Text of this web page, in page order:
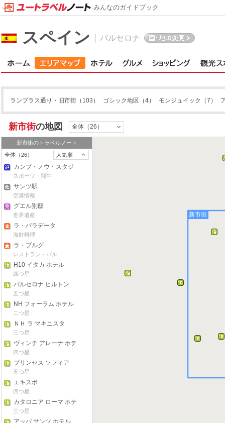
スペイン バルセロナ
ランブラス通り・旧市街 （103） ゴシック地区 （4） モンジュイック （7）
新市街の地図 全体（26）
新市街のトラベルノート
全体（26）
人気順
カンプ・ノウ・スタジ
アム
スポーツ・闘牛
サンツ駅
空港情報
グエル別邸
世界遺産
ラ・パラデータ
海鮮料理
ラ・ブルグ
レストラン・バル
H10 イタカ ホテル
四つ星
バルセロナ ヒルトン
五つ星
NH フォーラム ホテル
二つ星
ＮＨ ラ マキニスタ
三つ星
ヴィンチ アレーナ ホテ
ル
四つ星
プリンセス ソフィア
五つ星
エキスポ
四つ星
カタロニア ローマ ホテ
ル
三つ星
アッバ サンツ ホテル
新市街
みんなのガイドブック